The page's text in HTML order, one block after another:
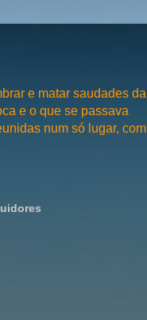
e matar saudades da
e o que se passava
num só lugar, com